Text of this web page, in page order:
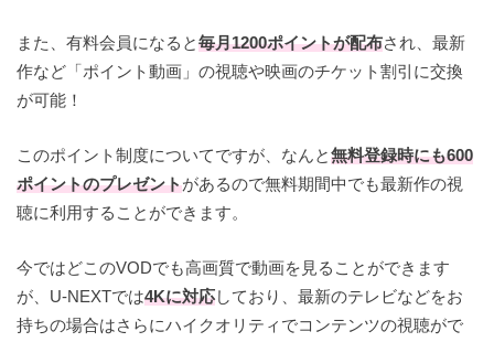
また、有料会員になると毎月1200ポイントが配布され、最新
作など「ポイント動画」の視聴や映画のチケット割引に交換
が可能！
このポイント制度についてですが、なんと無料登録時にも600
ポイントのプレゼントがあるので無料期間中でも最新作の視
聴に利用することができます。
今ではどこのVODでも高画質で動画を見ることができます
が、U-NEXTでは4Kに対応しており、最新のテレビなどをお
持ちの場合はさらにハイクオリティでコンテンツの視聴がで